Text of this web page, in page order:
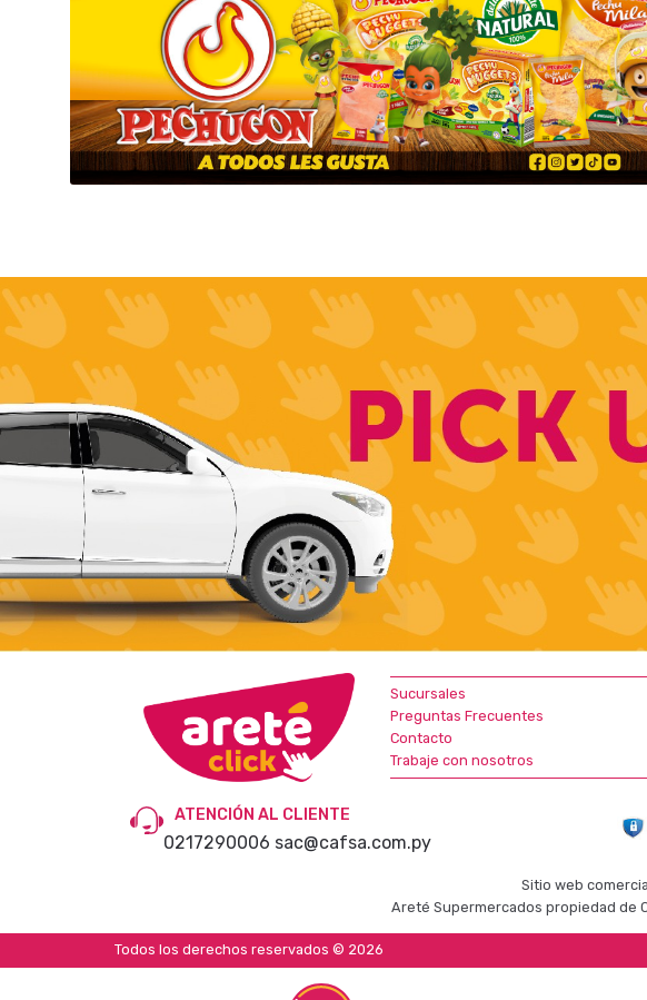
Sucursales
Preguntas Frecuentes
Contacto
Trabaje con nosotros
ATENCIÓN AL CLIENTE
0217290006 sac@cafsa.com.py
Sitio web
Areté Supermercados propiedad de
Todos los derechos reservados © 2026